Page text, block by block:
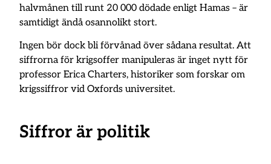
halvmånen till runt 20 000 dödade enligt Hamas – är
samtidigt ändå osannolikt stort.
Ingen bör dock bli förvånad över sådana resultat. Att
siffrorna för krigsoffer manipuleras är inget nytt för
professor Erica Charters, historiker som forskar om
krigssiffror vid Oxfords universitet.
Siffror är politik